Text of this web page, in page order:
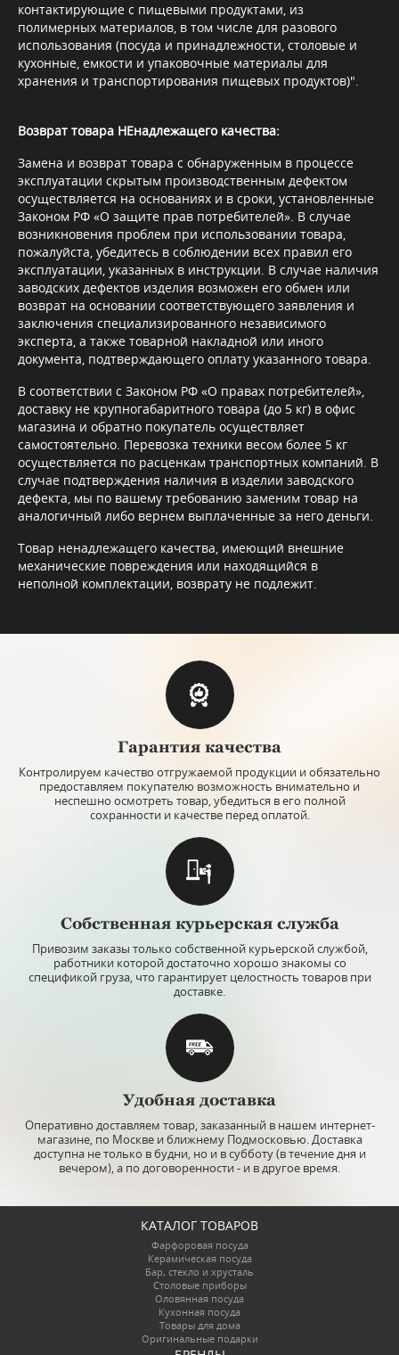
контактирующие с пищевыми продуктами, из
полимерных материалов, в том числе для разового
использования (посуда и принадлежности, столовые и
кухонные, емкости и упаковочные материалы для
хранения и транспортирования пищевых продуктов)".
Возврат товара НЕнадлежащего качества:
Замена и возврат товара с обнаруженным в процессе
эксплуатации скрытым производственным дефектом
осуществляется на основаниях и в сроки, установленные
Законом РФ «О защите прав потребителей». В случае
возникновения проблем при использовании товара,
пожалуйста, убедитесь в соблюдении всех правил его
эксплуатации, указанных в инструкции. В случае наличия
заводских дефектов изделия возможен его обмен или
возврат на основании соответствующего заявления и
заключения специализированного независимого
эксперта, а также товарной накладной или иного
документа, подтверждающего оплату указанного товара.
В соответствии с Законом РФ «О правах потребителей»,
доставку не крупногабаритного товара (до 5 кг) в офис
магазина и обратно покупатель осуществляет
самостоятельно. Перевозка техники весом более 5 кг
осуществляется по расценкам транспортных компаний. В
случае подтверждения наличия в изделии заводского
дефекта, мы по вашему требованию заменим товар на
аналогичный либо вернем выплаченные за него деньги.
Товар ненадлежащего качества, имеющий внешние
механические повреждения или находящийся в
неполной комплектации, возврату не подлежит.
Гарантия качества
Контролируем качество отгружаемой продукции и обязательно
предоставляем покупателю возможность внимательно и
неспешно осмотреть товар, убедиться в его полной
сохранности и качестве перед оплатой.
Собственная курьерская служба
Привозим заказы только собственной курьерской службой,
работники которой достаточно хорошо знакомы со
спецификой груза, что гарантирует целостность товаров при
доставке.
Удобная доставка
Оперативно доставляем товар, заказанный в нашем интернет-
магазине, по Москве и ближнему Подмосковью. Доставка
доступна не только в будни, но и в субботу (в течение дня и
вечером), а по договоренности - и в другое время.
КАТАЛОГ ТОВАРОВ
Фарфоровая посуда
Керамическая посуда
Бар, стекло и хрусталь
Столовые приборы
Оловянная посуда
Кухонная посуда
Товары для дома
Оригинальные подарки